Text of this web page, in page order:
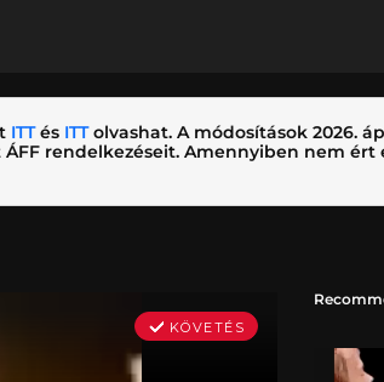
ITTés ITTolvashat. A módosítások 2026.
rendelkezéseit. Amennyiben nem ért